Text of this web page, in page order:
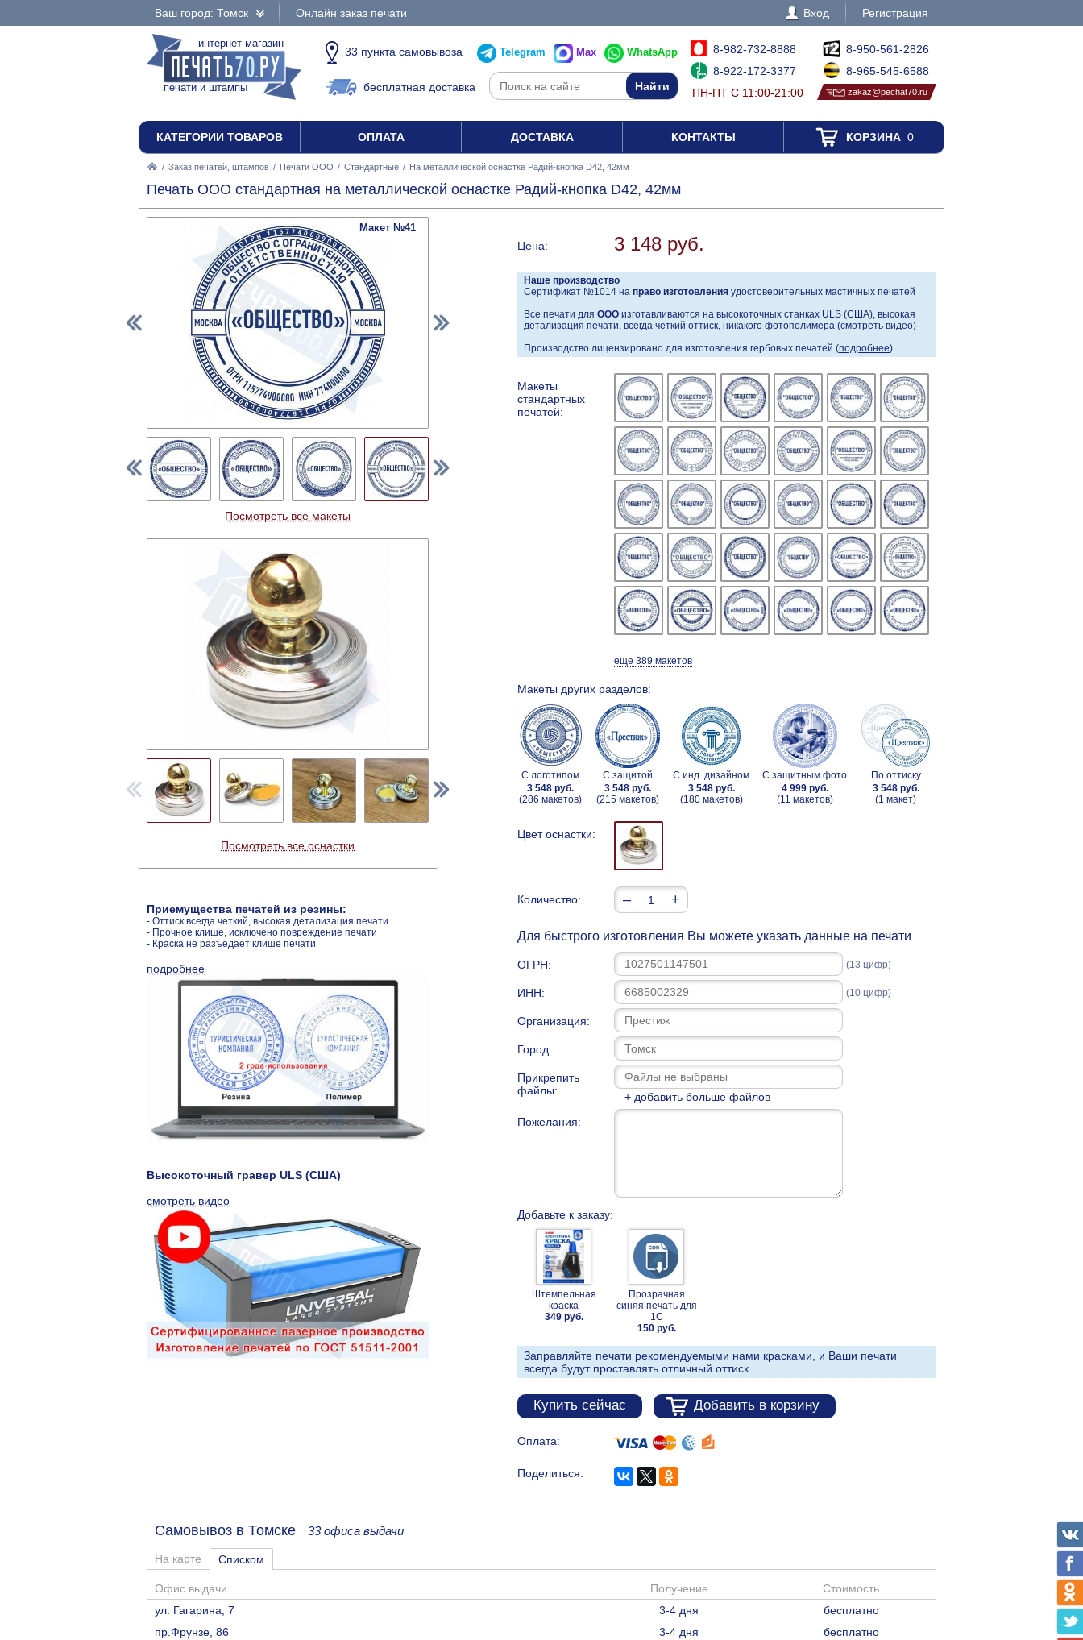
Ваш город: Томск Онлайн заказ печати Вход Регистрация
интернет-магазин
печати и штампы
33 пункта самовывоза
бесплатная доставка
Telegram Max WhatsApp
8-982-732-8888
8-922-172-3377
ПН-ПТ С 11:00-21:00
8-950-561-2826
8-965-545-6588
zakaz@pechat70.ru
КАТЕГОРИИ ТОВАРОВ ОПЛАТА ДОСТАВКА КОНТАКТЫ КОРЗИНА0
/ Заказ печатей, штампов / Печати ООО / Стандартные / На металлической оснастке Радий-кнопка D42, 42мм
Печать ООО стандартная на металлической оснастке Радий-кнопка D42, 42мм
Цена: 3 148 руб.
Наше производство
Сертификат №1014 на право изготовления удостоверительных мастичных печатей
Все печати для ООО изготавливаются на высокоточных станках ULS (США), высокая
детализация печати, всегда четкий оттиск, никакого фотополимера (смотреть видео)
Производство лицензировано для изготовления гербовых печатей (подробнее)
Макеты
стандартных
печатей:
еще 389 макетов
Макеты других разделов:
С логотипом
3 548 руб.
(286 макетов)
С защитой
3 548 руб.
(215 макетов)
С инд. дизайном
3 548 руб.
(180 макетов)
С защитным фото
4 999 руб.
(11 макетов)
По оттиску
3 548 руб.
(1 макет)
Цвет оснастки:
Количество: – +
Для быстрого изготовления Вы можете указать данные на печати
ОГРН: (13 цифр)
ИНН: (10 цифр)
Организация:
Город:
Прикрепить
файлы:
+ добавить больше файлов
Пожелания:
Добавьте к заказу:
Штемпельная
краска
349 руб.
Прозрачная
синяя печать для
1С
150 руб.
Заправляйте печати рекомендуемыми нами красками, и Ваши печати
всегда будут проставлять отличный оттиск.
Купить сейчас Добавить в корзину
Оплата:
Поделиться:
Макет №41
Посмотреть все макеты
Посмотреть все оснастки
Приемущества печатей из резины:
- Оттиск всегда четкий, высокая детализация печати
- Прочное клише, исключено повреждение печати
- Краска не разъедает клише печати
подробнее
Высокоточный гравер ULS (США)
смотреть видео
Самовывоз в Томске 33 офиса выдачи
На карте Списком
Офис выдачи Получение
Стоимость
ул. Гагарина, 7
3-4 дня
бесплатно
пр.Фрунзе, 86
3-4 дня
бесплатно